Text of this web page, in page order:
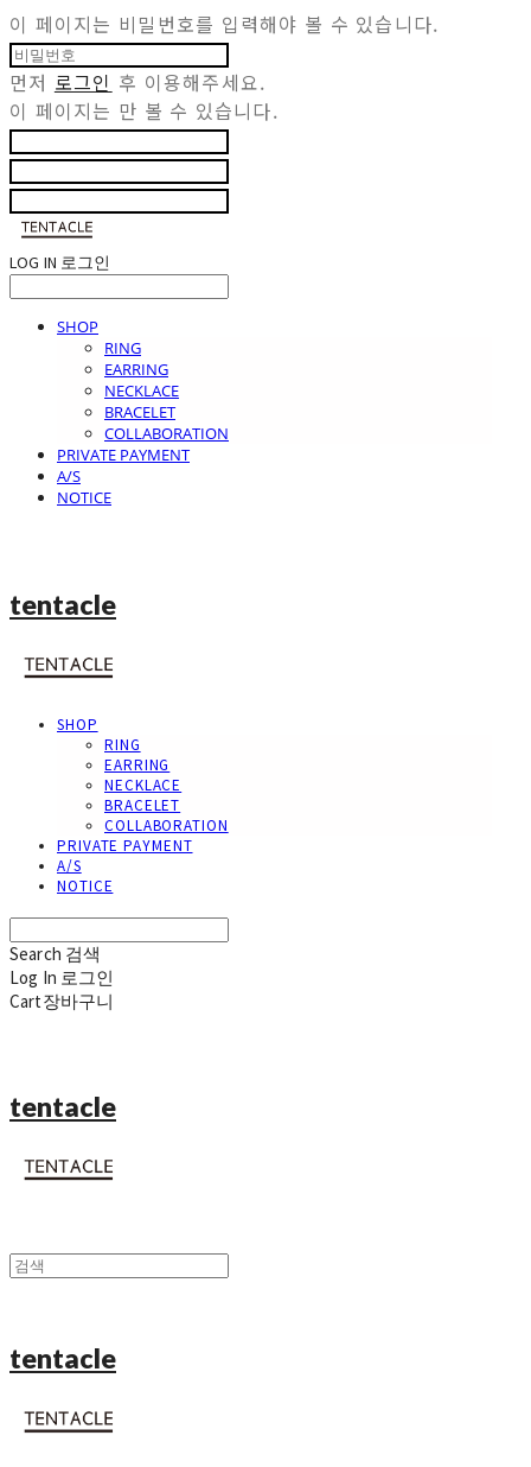
이 페이지는 비밀번호를 입력해야 볼 수 있습니다.
먼저 로그인 후 이용해주세요.
이 페이지는 만 볼 수 있습니다.
LOG IN 로그인
SHOP
RING
EARRING
NECKLACE
BRACELET
COLLABORATION
PRIVATE PAYMENT
A/S
NOTICE
tentacle
SHOP
RING
EARRING
NECKLACE
BRACELET
COLLABORATION
PRIVATE PAYMENT
A/S
NOTICE
Search 검색
Log In 로그인
Cart장바구니
tentacle
tentacle